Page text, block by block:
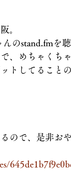
。
んのstand.fmを
、めちゃくち
トしてること
ので、是非お